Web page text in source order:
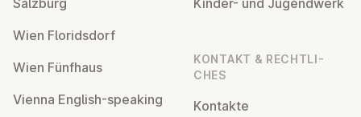
Salzburg
Wien Flo­rids­dorf
Wien Fünfhaus
Vienna English-speaking
Kinder- und Ju­gend­werk
KONTAKT & RECHT­LI­
CHES
Kontakte